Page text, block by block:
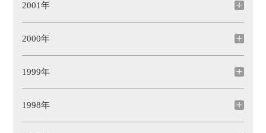
2001年
2000年
1999年
1998年